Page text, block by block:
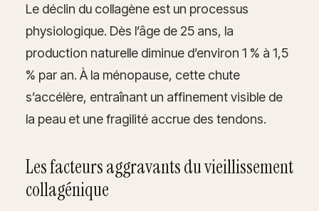
Le déclin du collagène est un processus
physiologique. Dès l’âge de 25 ans, la
production naturelle diminue d’environ 1 % à 1,5
% par an. À la ménopause, cette chute
s’accélère, entraînant un affinement visible de
la peau et une fragilité accrue des tendons.
Les facteurs aggravants du vieillissement
collagénique